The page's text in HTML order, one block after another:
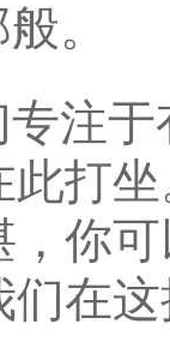
。
注
打
你
们在